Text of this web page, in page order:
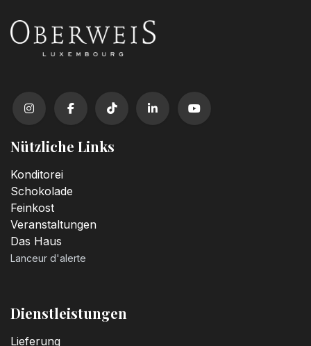
Nützliche Links
Konditorei
Schokolade
Feinkost
Veranstaltungen
Das Haus
Lanceur d'alerte
Dienstleistungen
Lieferung